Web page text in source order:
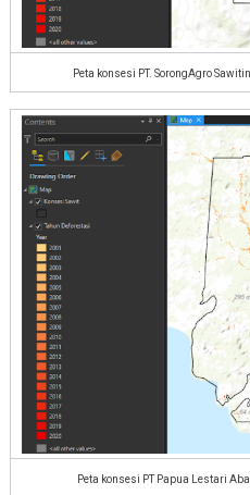
Peta konsesi PT. SorongAgro
Peta konsesi PT Papua Lestari